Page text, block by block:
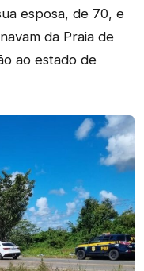
esposa, de 70, e
da Praia de
ao estado de